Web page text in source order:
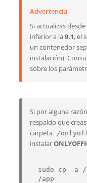
Advertencia
Si actualizas
inferior a la 9.1, el
un contenedor
instalación).
sobre los
Si por alguna
respaldo que
carpeta
/
instalar
sudo cp - a /
/app